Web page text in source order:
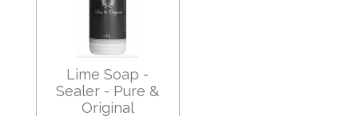
Lime Soap -
Sealer - Pure &
Original